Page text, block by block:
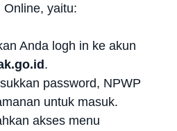
Online, yaitu:
Anda logh in ke akun
.
password, NPWP
untuk masuk.
akses menu